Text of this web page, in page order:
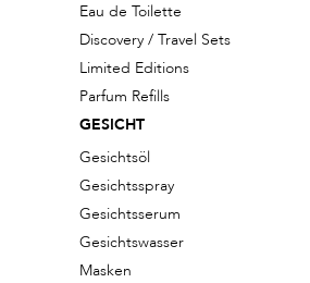
Eau de Toilette
Discovery / Travel Sets
Limited Editions
Parfum Refills
GESICHT
Gesichtsöl
Gesichtsspray
Gesichtsserum
Gesichtswasser
Masken